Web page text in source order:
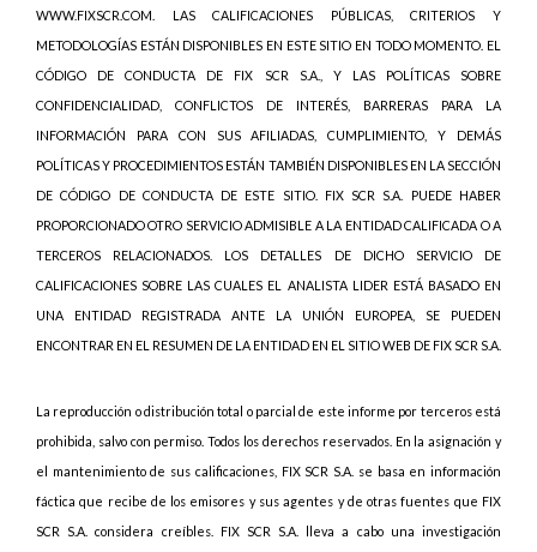
WWW.FIXSCR.COM. LAS CALIFICACIONES PÚBLICAS, CRITERIOS Y
METODOLOGÍAS ESTÁN DISPONIBLES EN ESTE SITIO EN TODO MOMENTO. EL
CÓDIGO DE CONDUCTA DE FIX SCR S.A., Y LAS POLÍTICAS SOBRE
CONFIDENCIALIDAD, CONFLICTOS DE INTERÉS, BARRERAS PARA LA
INFORMACIÓN PARA CON SUS AFILIADAS, CUMPLIMIENTO, Y DEMÁS
POLÍTICAS Y PROCEDIMIENTOS ESTÁN TAMBIÉN DISPONIBLES EN LA SECCIÓN
DE CÓDIGO DE CONDUCTA DE ESTE SITIO. FIX SCR S.A. PUEDE HABER
PROPORCIONADO OTRO SERVICIO ADMISIBLE A LA ENTIDAD CALIFICADA O A
TERCEROS RELACIONADOS. LOS DETALLES DE DICHO SERVICIO DE
CALIFICACIONES SOBRE LAS CUALES EL ANALISTA LIDER ESTÁ BASADO EN
UNA ENTIDAD REGISTRADA ANTE LA UNIÓN EUROPEA, SE PUEDEN
ENCONTRAR EN EL RESUMEN DE LA ENTIDAD EN EL SITIO WEB DE FIX SCR S.A.
La reproducción o distribución total o parcial de este informe por terceros está
prohibida, salvo con permiso. Todos los derechos reservados. En la asignación y
el mantenimiento de sus calificaciones, FIX SCR S.A. se basa en información
fáctica que recibe de los emisores y sus agentes y de otras fuentes que FIX
SCR S.A. considera creíbles. FIX SCR S.A. lleva a cabo una investigación